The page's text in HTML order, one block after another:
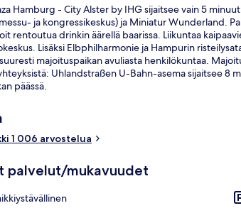
Hamburg - City Alster by IHG sijaitsee vain 5
ja kongressikeskus) ja Miniatur Wunderland.
rentoutua drinkin äärellä baarissa. Liikuntaa
Lisäksi Elbphilharmonie ja Hampurin
majoituspaikan avuliasta henkilökuntaa.
Uhlandstraßen U-Bahn-asema sijaitsee 8
päässä.
1 006 arvostelua
palvelut/mukavuudet